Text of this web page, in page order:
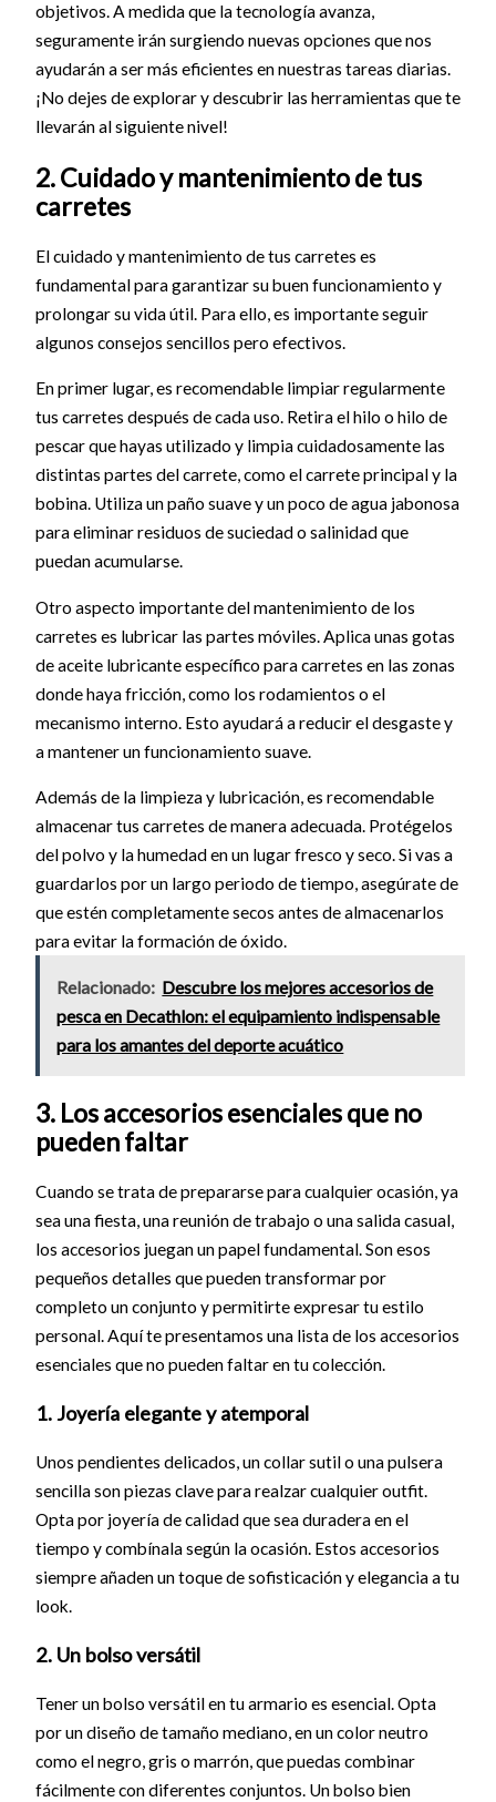
objetivos. A medida que la tecnología avanza,
seguramente irán surgiendo nuevas opciones que nos
ayudarán a ser más eficientes en nuestras tareas diarias.
¡No dejes de explorar y descubrir las herramientas que te
llevarán al siguiente nivel!
2. Cuidado y mantenimiento de tus
carretes
El cuidado y mantenimiento de tus carretes es
fundamental para garantizar su buen funcionamiento y
prolongar su vida útil. Para ello, es importante seguir
algunos consejos sencillos pero efectivos.
En primer lugar, es recomendable limpiar regularmente
tus carretes después de cada uso. Retira el hilo o hilo de
pescar que hayas utilizado y limpia cuidadosamente las
distintas partes del carrete, como el carrete principal y la
bobina. Utiliza un paño suave y un poco de agua jabonosa
para eliminar residuos de suciedad o salinidad que
puedan acumularse.
Otro aspecto importante del mantenimiento de los
carretes es lubricar las partes móviles. Aplica unas gotas
de aceite lubricante específico para carretes en las zonas
donde haya fricción, como los rodamientos o el
mecanismo interno. Esto ayudará a reducir el desgaste y
a mantener un funcionamiento suave.
Además de la limpieza y lubricación, es recomendable
almacenar tus carretes de manera adecuada. Protégelos
del polvo y la humedad en un lugar fresco y seco. Si vas a
guardarlos por un largo periodo de tiempo, asegúrate de
que estén completamente secos antes de almacenarlos
para evitar la formación de óxido.
Relacionado: Descubre los mejores accesorios de
pesca en Decathlon: el equipamiento indispensable
para los amantes del deporte acuático
3. Los accesorios esenciales que no
pueden faltar
Cuando se trata de prepararse para cualquier ocasión, ya
sea una fiesta, una reunión de trabajo o una salida casual,
los accesorios juegan un papel fundamental. Son esos
pequeños detalles que pueden transformar por
completo un conjunto y permitirte expresar tu estilo
personal. Aquí te presentamos una lista de los accesorios
esenciales que no pueden faltar en tu colección.
1. Joyería elegante y atemporal
Unos pendientes delicados, un collar sutil o una pulsera
sencilla son piezas clave para realzar cualquier outfit.
Opta por joyería de calidad que sea duradera en el
tiempo y combínala según la ocasión. Estos accesorios
siempre añaden un toque de sofisticación y elegancia a tu
look.
2. Un bolso versátil
Tener un bolso versátil en tu armario es esencial. Opta
por un diseño de tamaño mediano, en un color neutro
como el negro, gris o marrón, que puedas combinar
fácilmente con diferentes conjuntos. Un bolso bien